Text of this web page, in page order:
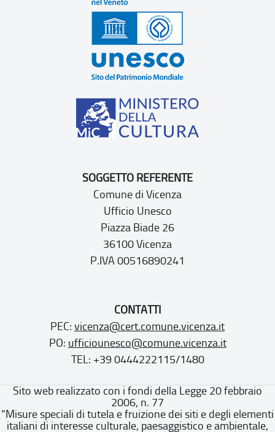
SOGGETTO REFERENTE
Comune di Vicenza
Ufficio Unesco
Piazza Biade 26
36100 Vicenza
P.IVA 00516890241
CONTATTI
PEC: vicenza@cert.comune.vicenza.it
PO: ufficiounesco@comune.vicenza.it
TEL: +39 0444222115/1480
Sito web realizzato con i fondi della Legge 20 febbraio
2006, n. 77
“Misure speciali di tutela e fruizione dei siti e degli elementi
italiani di interesse culturale, paesaggistico e ambientale,